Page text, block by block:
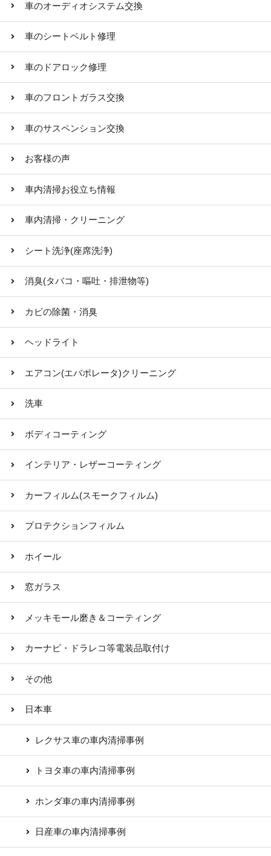
車のオーディオシステム交換
車のシートベルト修理
車のドアロック修理
車のフロントガラス交換
車のサスペンション交換
お客様の声
車内清掃お役立ち情報
車内清掃・クリーニング
シート洗浄(座席洗浄)
消臭(タバコ・嘔吐・排泄物等)
カビの除菌・消臭
ヘッドライト
エアコン(エバポレータ)クリーニング
洗車
ボディコーティング
インテリア・レザーコーティング
カーフィルム(スモークフィルム)
プロテクションフィルム
ホイール
窓ガラス
メッキモール磨き＆コーティング
カーナビ・ドラレコ等電装品取付け
その他
日本車
レクサス車の車内清掃事例
トヨタ車の車内清掃事例
ホンダ車の車内清掃事例
日産車の車内清掃事例